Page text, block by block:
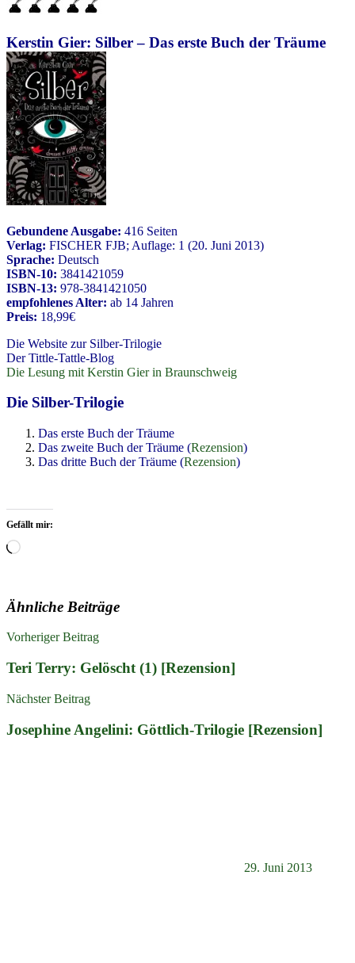
Kerstin Gier: Silber – Das erste Buch der Träume
Gebundene Ausgabe: 416 Seiten
Verlag: FISCHER FJB; Auflage: 1 (20. Juni 2013)
Sprache: Deutsch
ISBN-10: 3841421059
ISBN-13: 978-3841421050
empfohlenes Alter: ab 14 Jahren
Preis: 18,99€
Die Website zur Silber-Trilogie
Der Tittle-Tattle-Blog
Die Lesung mit Kerstin Gier in Braunschweig
Die Silber-Trilogie
Das erste Buch der Träume
Das zweite Buch der Träume (Rezension)
Das dritte Buch der Träume (Rezension)
Gefällt mir:
Wird
Ähnliche Beiträge
FantasyJugendbuch
Beitragsnavigation
Vorheriger Beitrag
Teri Terry: Gelöscht (1) [Rezension]
Nächster Beitrag
Josephine Angelini: Göttlich-Trilogie [Rezension]
29. Juni 2013